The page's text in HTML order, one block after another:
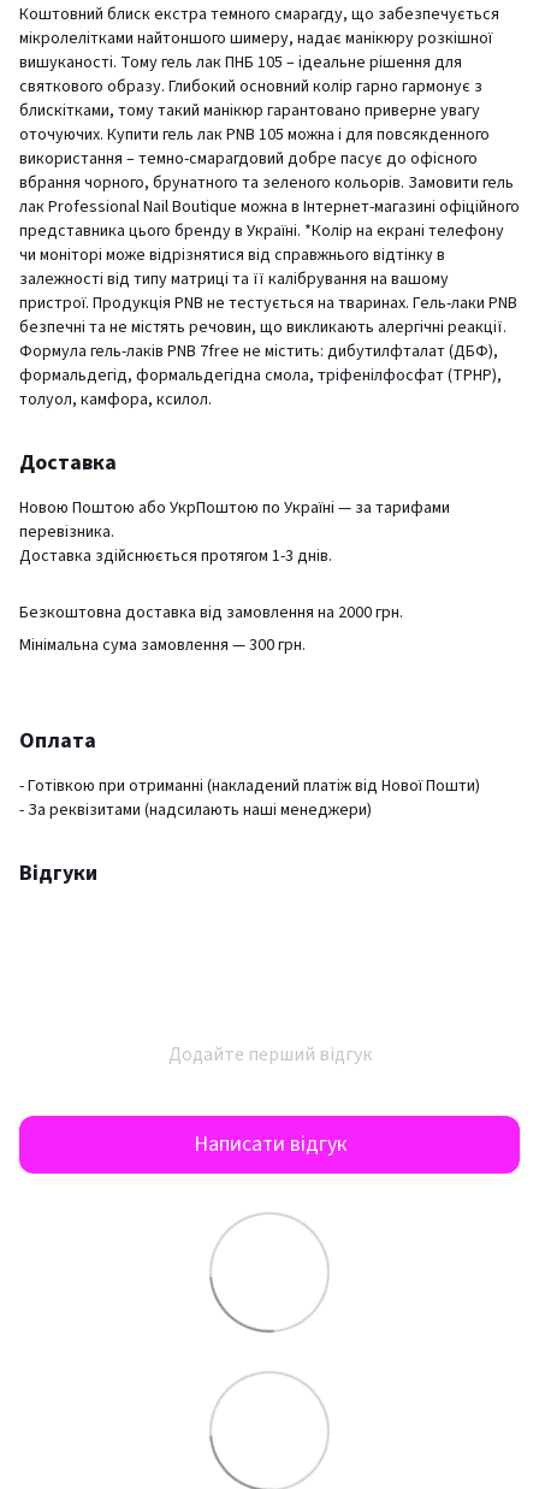
Коштовний блиск екстра темного смарагду, що забезпечується
мікролелітками найтоншого шимеру, надає манікюру розкішної
вишуканості. Тому гель лак ПНБ 105 – ідеальне рішення для
святкового образу. Глибокий основний колір гарно гармонує з
блискітками, тому такий манікюр гарантовано приверне увагу
оточуючих. Купити гель лак PNB 105 можна і для повсякденного
використання – темно-смарагдовий добре пасує до офісного
вбрання чорного, брунатного та зеленого кольорів. Замовити гель
лак Professional Nail Boutique можна в Інтернет-магазині офіційного
представника цього бренду в Україні. *Колір на екрані телефону
чи моніторі може відрізнятися від справжнього відтінку в
залежності від типу матриці та її калібрування на вашому
пристрої. Продукція PNB не тестується на тваринах. Гель-лаки PNB
безпечні та не містять речовин, що викликають алергічні реакції.
Формула гель-лаків PNB 7free не містить: дибутилфталат (ДБФ),
формальдегід, формальдегідна смола, тріфенілфосфат (TPHP),
толуол, камфора, ксилол.
Доставка
Новою Поштою або УкрПоштою по Україні — за тарифами
перевізника.
Доставка здійснюється протягом 1-3 днів.
Безкоштовна доставка від замовлення на 2000 грн.
Мінімальна сума замовлення — 300 грн.
Оплата
- Готівкою при отриманні (накладений платіж від Нової Пошти)
- За реквізитами (надсилають наші менеджери)
Відгуки
Додайте перший відгук
Написати відгук